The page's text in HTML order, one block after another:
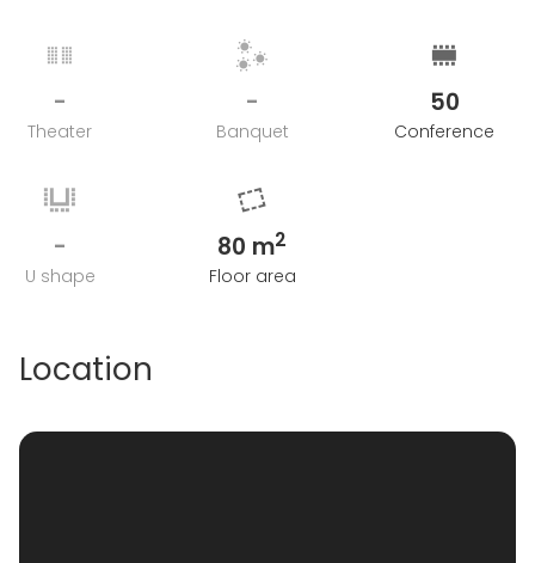
-
Theater
-
Banquet
50
Conference
-
U shape
80 m2
Floor area
Location